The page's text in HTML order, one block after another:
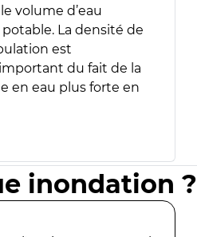
volume d’eau
La densité de
est
du fait de la
en eau plus forte en
inondation ?